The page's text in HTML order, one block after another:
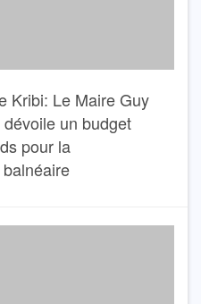
Kribi: Le Maire Guy
un budget
pour la